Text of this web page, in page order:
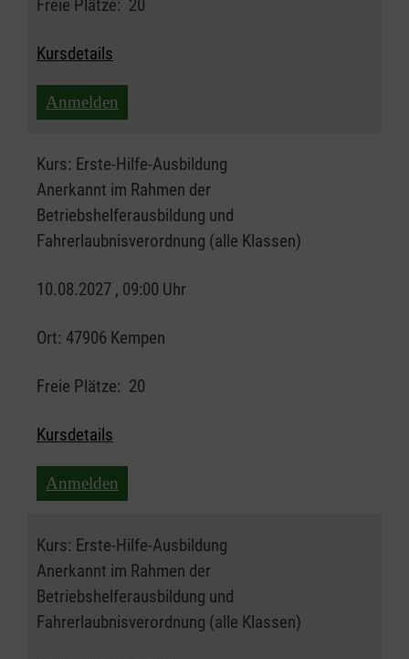
Freie Plätze: 20
Kursdetails
Anmelden
Kurs: Erste-Hilfe-Ausbildung
Anerkannt im Rahmen der
Betriebshelferausbildung und
Fahrerlaubnisverordnung (alle Klassen)
10.08.2027 , 09:00 Uhr
Ort: 47906 Kempen
Freie Plätze: 20
Kursdetails
Anmelden
Kurs: Erste-Hilfe-Ausbildung
Anerkannt im Rahmen der
Betriebshelferausbildung und
Fahrerlaubnisverordnung (alle Klassen)